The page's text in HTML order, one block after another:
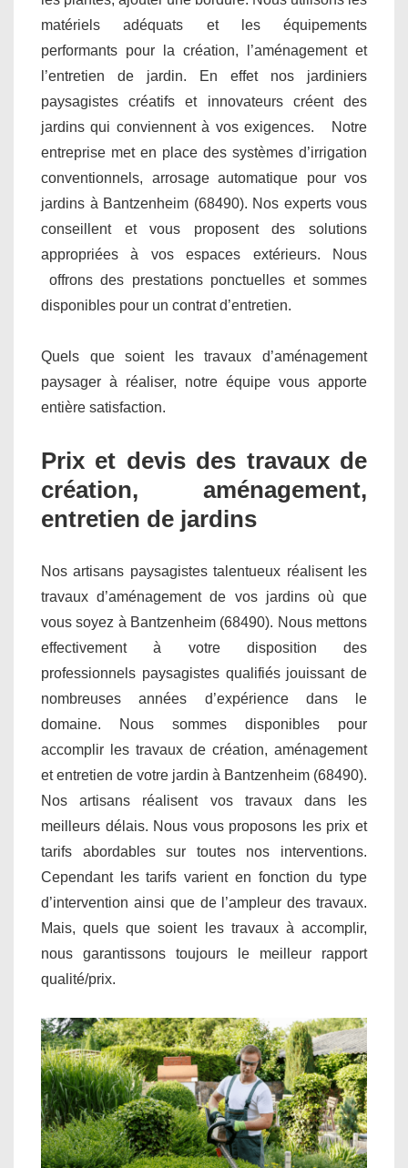
matériels adéquats et les équipements
performants pour la création, l’aménagement et
l’entretien de jardin. En effet nos jardiniers
paysagistes créatifs et innovateurs créent des
jardins qui conviennent à vos exigences. Notre
entreprise met en place des systèmes d’irrigation
conventionnels, arrosage automatique pour vos
jardins à Bantzenheim (68490). Nos experts vous
conseillent et vous proposent des solutions
appropriées à vos espaces extérieurs. Nous
offrons des prestations ponctuelles et sommes
disponibles pour un contrat d’entretien.
Quels que soient les travaux d’aménagement
paysager à réaliser, notre équipe vous apporte
entière satisfaction.
Prix et devis des travaux de
création, aménagement,
entretien de jardins
Nos artisans paysagistes talentueux réalisent les
travaux d’aménagement de vos jardins où que
vous soyez à Bantzenheim (68490). Nous mettons
effectivement à votre disposition des
professionnels paysagistes qualifiés jouissant de
nombreuses années d’expérience dans le
domaine. Nous sommes disponibles pour
accomplir les travaux de création, aménagement
et entretien de votre jardin à Bantzenheim (68490).
Nos artisans réalisent vos travaux dans les
meilleurs délais. Nous vous proposons les prix et
tarifs abordables sur toutes nos interventions.
Cependant les tarifs varient en fonction du type
d’intervention ainsi que de l’ampleur des travaux.
Mais, quels que soient les travaux à accomplir,
nous garantissons toujours le meilleur rapport
qualité/prix.